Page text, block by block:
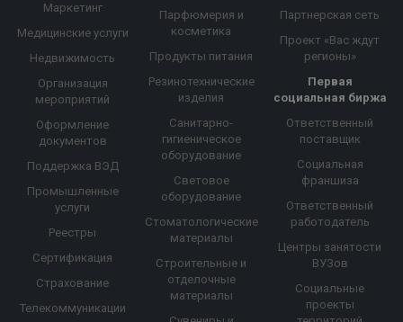
Маркетинг
Медицинские услуги
Недвижимость
Организация
мероприятий
Оформление
документов
Поддержка ВЭД
Промышленные
услуги
Реестры
Сертификация
Страхование
Телекоммуникации
Парфюмерия и
косметика
Продукты питания
Резинотехнические
изделия
Санитарно-
гигиеническое
оборудование
Световое
оборудование
Стоматологические
материалы
Строительные и
отделочные
материалы
Партнерская сеть
Проект «Вас ждут
регионы»
Первая
социальная биржа
Ответственный
поставщик
Социальная
франшиза
Ответственный
работодатель
Центры занятости
ВУЗов
Социальные
проекты